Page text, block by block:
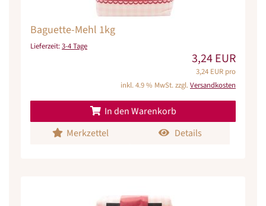
Baguette-Mehl 1kg
Lieferzeit:3-4 Tage
3,24 EUR
3,24 EUR pro
inkl. 4.9 % MwSt. zzgl.Versandkosten
In den Warenkorb
Merkzettel
Details